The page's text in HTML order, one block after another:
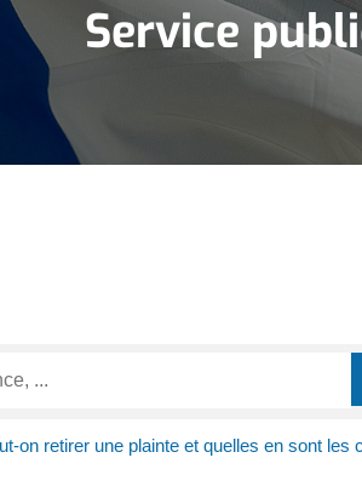
Service
on retirer une plainte et quelles en sont les